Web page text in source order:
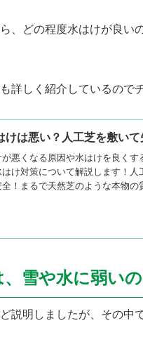
、どの程度水はけが良い
詳しく紹介しているので
けは悪い？人工芝を敷い
が悪くなる原因や水はけを良く
け対策について解説します！
全！まるで天然芝のような本物
雪や水に弱い
説明しましたが、その中